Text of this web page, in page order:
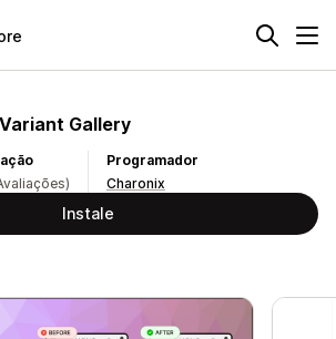
Gallery
Programador
Charonix
Instale